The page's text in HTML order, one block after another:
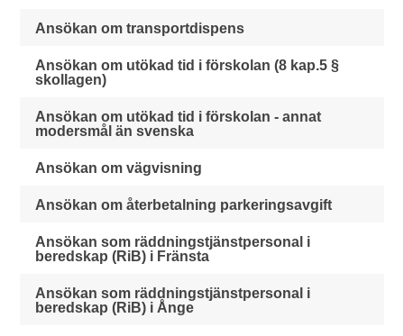
Ansökan om transportdispens
Ansökan om utökad tid i förskolan (8 kap.5 §
skollagen)
Ansökan om utökad tid i förskolan - annat
modersmål än svenska
Ansökan om vägvisning
Ansökan om återbetalning parkeringsavgift
Ansökan som räddningstjänstpersonal i
beredskap (RiB) i Fränsta
Ansökan som räddningstjänstpersonal i
beredskap (RiB) i Ånge